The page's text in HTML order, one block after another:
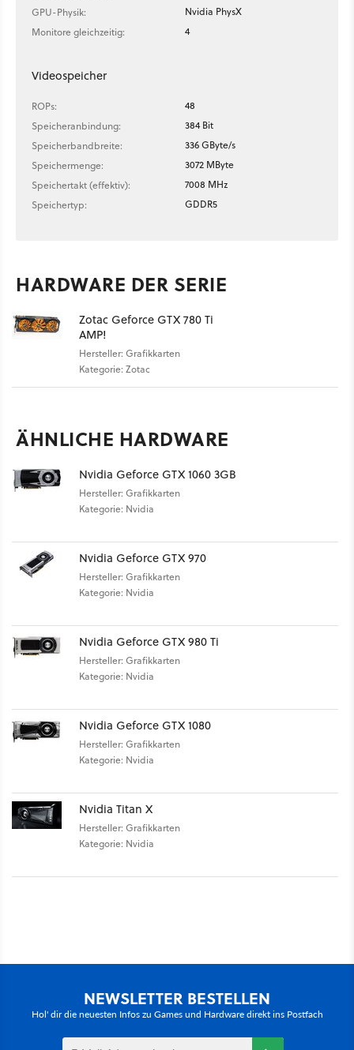
GPU-Physik:
Nvidia PhysX
Monitore gleichzeitig:
4
Videospeicher
ROPs:
48
Speicheranbindung:
384 Bit
Speicherbandbreite:
336 GByte/s
Speichermenge:
3072 MByte
Speichertakt (effektiv):
7008 MHz
Speichertyp:
GDDR5
HARDWARE DER SERIE
Zotac Geforce GTX 780 Ti
AMP!
Hersteller: Grafikkarten
Kategorie: Zotac
ÄHNLICHE HARDWARE
Nvidia Geforce GTX 1060 3GB
Hersteller: Grafikkarten
Kategorie: Nvidia
Nvidia Geforce GTX 970
Hersteller: Grafikkarten
Kategorie: Nvidia
Nvidia Geforce GTX 980 Ti
Hersteller: Grafikkarten
Kategorie: Nvidia
Nvidia Geforce GTX 1080
Hersteller: Grafikkarten
Kategorie: Nvidia
Nvidia Titan X
Hersteller: Grafikkarten
Kategorie: Nvidia
NEWSLETTER BESTELLEN
Hol' dir die neuesten Infos zu Games und Hardware direkt ins Postfach